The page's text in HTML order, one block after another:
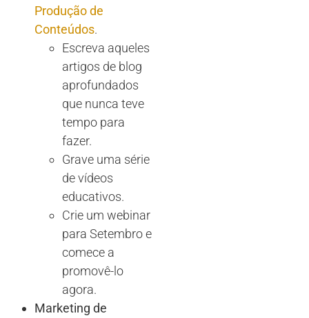
Produção de
Conteúdos.
Escreva aqueles
artigos de blog
aprofundados
que nunca teve
tempo para
fazer.
Grave uma série
de vídeos
educativos.
Crie um webinar
para Setembro e
comece a
promovê-lo
agora.
Marketing de